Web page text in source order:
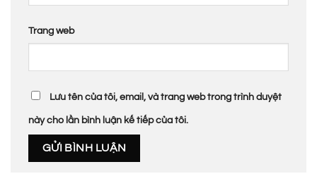
Trang web
Lưu tên của tôi, email, và trang web trong trình duyệt
này cho lần bình luận kế tiếp của tôi.